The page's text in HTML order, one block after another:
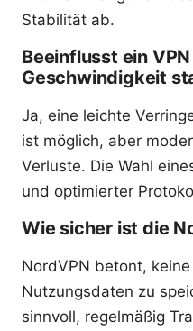
Stabilität ab.
Beeinflusst ein
Geschwindigkeit
Ja, eine leichte
ist möglich, aber
Verluste. Die Wahl
und optimierter
Wie sicher ist die
NordVPN betont,
Nutzungsdaten zu
sinnvoll, regelmäßig